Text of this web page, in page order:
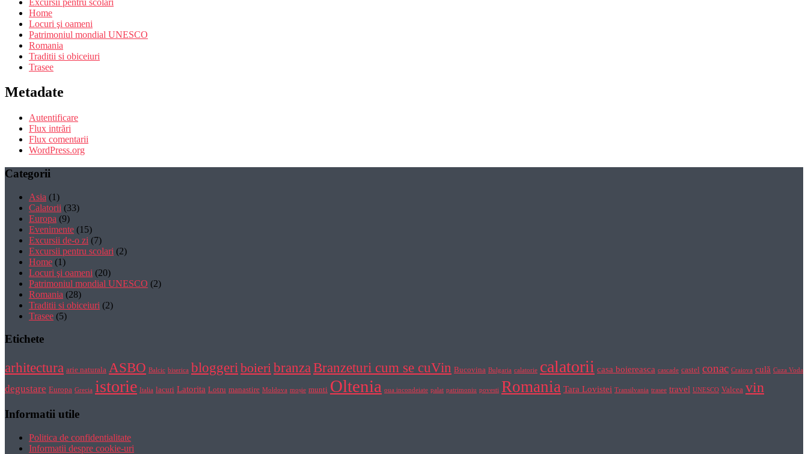
Home
Locuri şi oameni
Patrimoniul mondial UNESCO
Romania
Traditii si obiceiuri
Trasee
Metadate
Autentificare
Flux intrări
Flux comentarii
WordPress.org
Categorii
Asia (1)
Calatorii (33)
Europa (9)
Evenimente (15)
Excursii de-o zi (7)
Excursii pentru scolari (2)
Home (1)
Locuri şi oameni (20)
Patrimoniul mondial UNESCO (2)
Romania (28)
Traditii si obiceiuri (2)
Trasee (5)
Etichete
arhitectura arie naturala ASBO Balcic biserica bloggeri boieribranzaBranzeturi cum se cuVin Bucovina Bulgaria calatorie calatorii casa boiereasca cascade castel conac Craiova culă Cuza Voda
degustare Europa Grecia istorie Italia lacuri Latorita Lotru manastire Moldova moșie munti Oltenia oua incondeiate palat patrimoniu povesti Romania Tara Lovistei Transilvania trasee travel UNESCO Valcea vin
Informatii utile
Politica de confidentialitate
Informatii despre cookie-uri